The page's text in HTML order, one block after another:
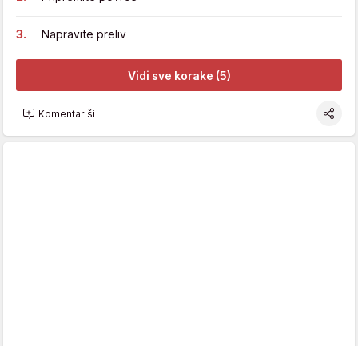
Napravite preliv
Vidi sve korake (5)
Komentariši